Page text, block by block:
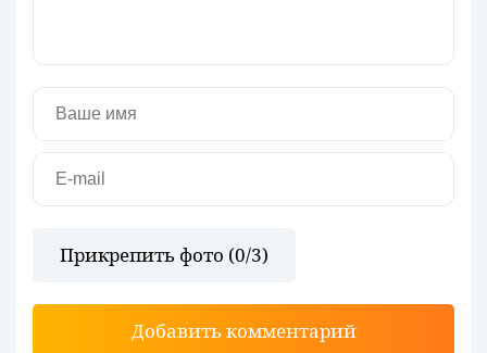
Прикрепить фото (0/3)
Добавить комментарий